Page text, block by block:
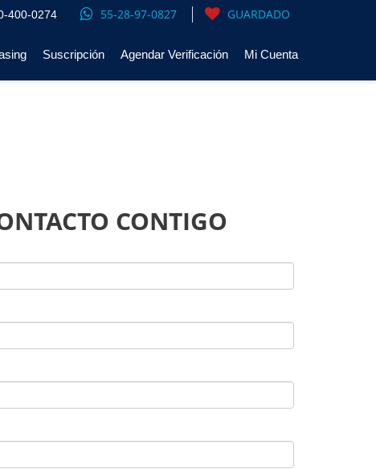
400-0274 55-28-97-0827 GUARDADO
Suscripción Agendar Verificación Mi Cuenta
CONTIGO